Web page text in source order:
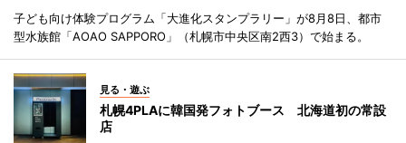
子ども向け体験プログラム「大進化スタンプラリー」が8月8日、都市
型水族館「AOAO SAPPORO」（札幌市中央区南2西3）で始まる。
見る・遊ぶ
札幌4PLAに韓国発フォトブース 北海道初の常設
店